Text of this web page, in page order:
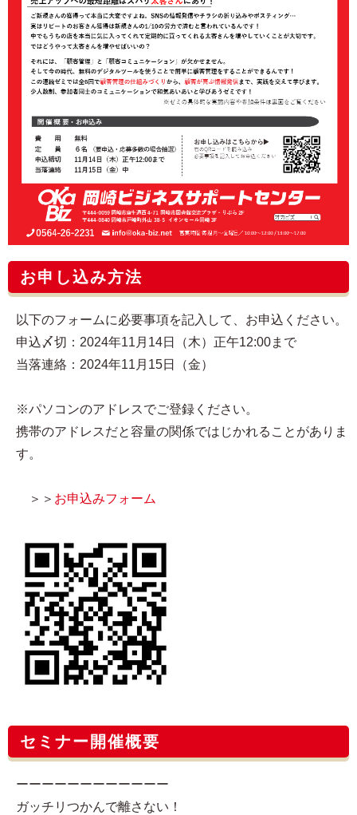
お申し込み方法
以下のフォームに必要事項を記入して、お申込ください。
申込〆切：2024年11月14日（木）正午12:00まで
当落連絡：2024年11月15日（金）
※パソコンのアドレスでご登録ください。
携帯のアドレスだと容量の関係ではじかれることがありま
す。
＞＞ お申込みフォーム
セミナー開催概要
ーーーーーーーーーーーー
ガッチリつかんで離さない！